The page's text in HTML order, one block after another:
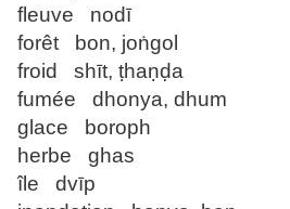
fleuve nodī
forêt bon, joṅgol
froid shīt, ṭhaṇḍa
fumée dhonya, dhum
glace boroph
herbe ghas
île dvīp